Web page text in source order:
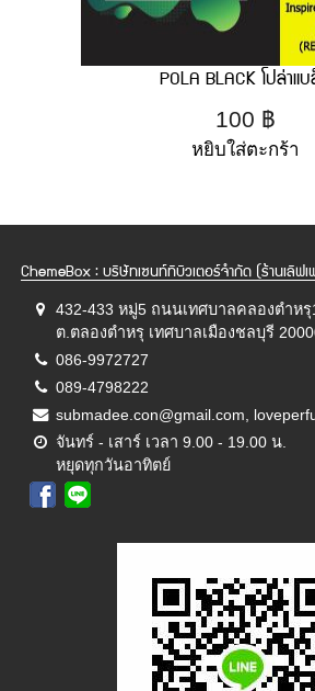
POLA BLACK โปล่าแ
100 ฿
หยิบใส่ตะกร้า
ChemeBox : บริษัทเซนท์ทิบิวเตอร์จำกัด (ร้านเลิฟ
432-433 หมู่5 ถนนเทศบาลคลองตำหรุ
ต.ตลองตำหรุ เทศบาลเมืองชลบุรี
086-9972727
089-4798222
submadee.con@gmail.com,
จันทร์ - เสาร์ เวลา 9.00 - 19.00 น.
หยุดทุกวันอาทิตย์